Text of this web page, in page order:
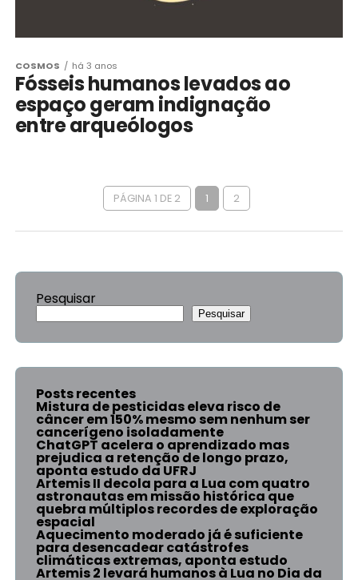
COSMOS há 3 anos
Fósseis humanos levados ao
espaço geram indignação
entre arqueólogos
PÁGINA 1 DE 2 1 2
Pesquisar
Pesquisar
Posts recentes
Mistura de pesticidas eleva risco de
câncer em 150% mesmo sem nenhum ser
cancerígeno isoladamente
ChatGPT acelera o aprendizado mas
prejudica a retenção de longo prazo,
aponta estudo da UFRJ
Artemis II decola para a Lua com quatro
astronautas em missão histórica que
quebra múltiplos recordes de exploração
espacial
Aquecimento moderado já é suficiente
para desencadear catástrofes
climáticas extremas, aponta estudo
Artemis 2 levará humanos à Lua no Dia da